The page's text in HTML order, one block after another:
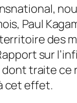
Paul
des
sur
dont traite
cet effet.